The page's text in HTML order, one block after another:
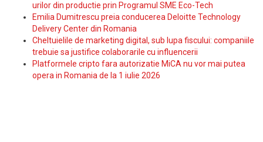
urilor din productie prin Programul SME Eco-Tech
Emilia Dumitrescu preia conducerea Deloitte Technology
Delivery Center din Romania
Cheltuielile de marketing digital, sub lupa fiscului: companiile
trebuie sa justifice colaborarile cu influencerii
Platformele cripto fara autorizatie MiCA nu vor mai putea
opera in Romania de la 1 iulie 2026